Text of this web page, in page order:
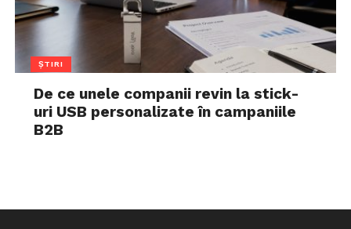
ȘTIRI
De ce unele companii revin la stick-
uri USB personalizate în campaniile
B2B